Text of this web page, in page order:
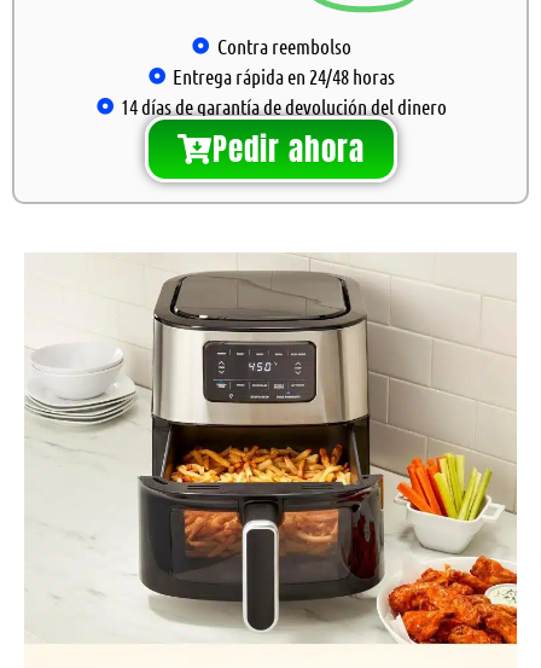
Contra reembolso
Entrega rápida en 24/48 horas
14 días de garantía de devolución del dinero
Pedir ahora